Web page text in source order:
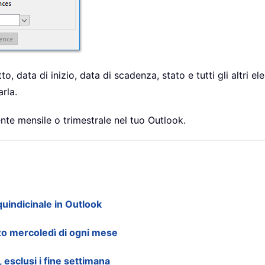
data di inizio, data di scadenza, stato e tutti gli altri
mensile o trimestrale nel tuo Outlook.
in Outlook
mercoledì di ogni mese
i fine settimana